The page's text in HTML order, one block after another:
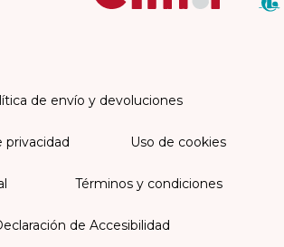
de envío y devoluciones
privacidad Uso de cookies
Términos y condiciones
de Accesibilidad